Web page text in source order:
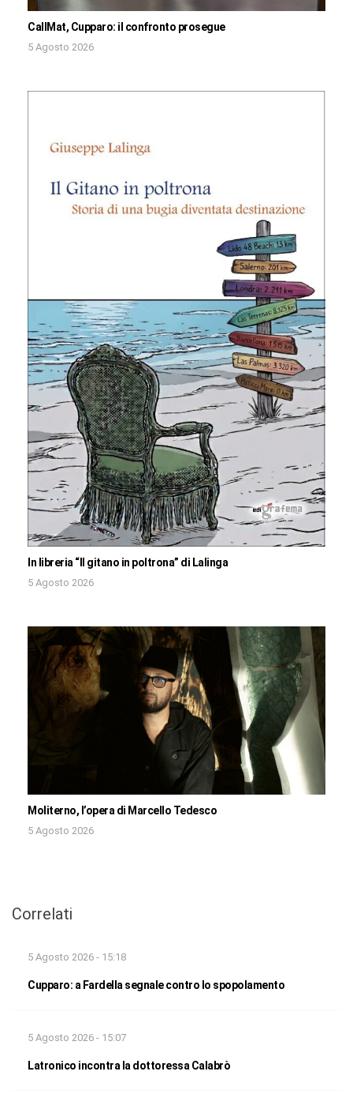
CallMat, Cupparo: il confronto prosegue
5 Agosto 2026
In libreria “Il gitano in poltrona” di Lalinga
5 Agosto 2026
Moliterno, l’opera di Marcello Tedesco
5 Agosto 2026
Correlati
5 Agosto 2026 - 15:18
Cupparo: a Fardella segnale contro lo spopolamento
5 Agosto 2026 - 15:07
Latronico incontra la dottoressa Calabrò